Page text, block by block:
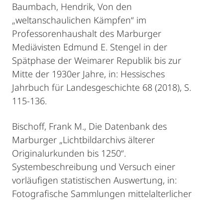
Baumbach, Hendrik, Von den
„weltanschaulichen Kämpfen“ im
Professorenhaushalt des Marburger
Mediävisten Edmund E. Stengel in der
Spätphase der Weimarer Republik bis zur
Mitte der 1930er Jahre, in: Hessisches
Jahrbuch für Landesgeschichte 68 (2018), S.
115-136.
Bischoff, Frank M., Die Datenbank des
Marburger „Lichtbildarchivs älterer
Originalurkunden bis 1250“.
Systembeschreibung und Versuch einer
vorläufigen statistischen Auswertung, in:
Fotografische Sammlungen mittelalterlicher